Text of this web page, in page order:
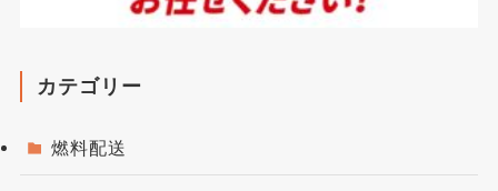
カテゴリー
燃料配送